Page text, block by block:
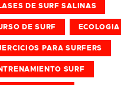
DE SURF SALINAS
DE SURF ECOLOGIA
PARA SURFERS
SURF